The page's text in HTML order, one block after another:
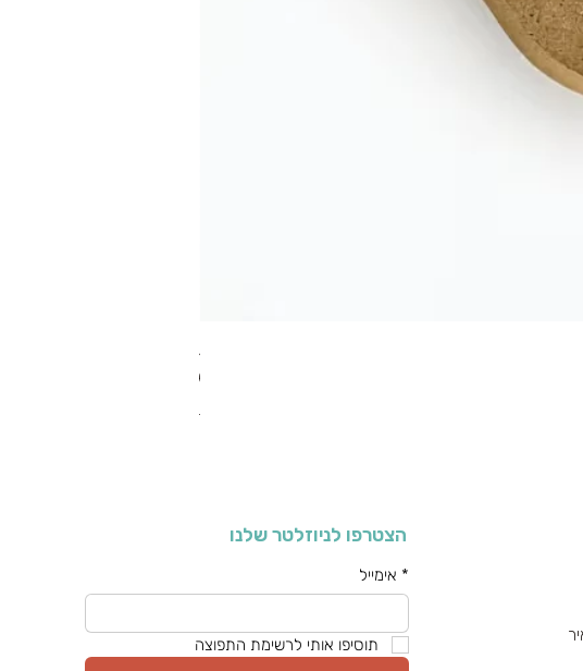
RA מערוך טקסטורה
מחיר רגיל
הצטרפו לניוזלטר שלנו
* אימייל
תוסיפו אותי לרשימת התפוצה